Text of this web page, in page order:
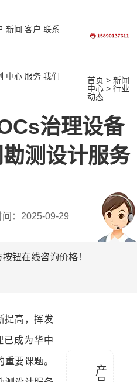
新闻
中心
客户
服务
联系
我们 首页 >新闻
中心 >行业
动态
治理设备
测设计服务
间：2025-09-29
钮在线咨询价格！
提高，挥发
已成为华中
要课题。
产